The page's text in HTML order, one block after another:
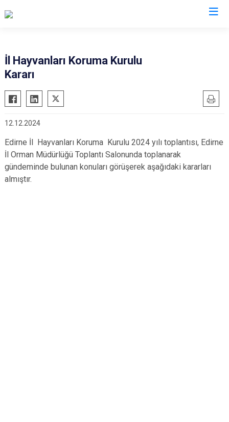
İl Hayvanları Koruma Kurulu
Kararı
12.12.2024
Edirne İl Hayvanları Koruma Kurulu 2024 yılı toplantısı, Edirne
İl Orman Müdürlüğü Toplantı Salonunda toplanarak
gündeminde bulunan konuları görüşerek aşağıdaki kararları
almıştır.